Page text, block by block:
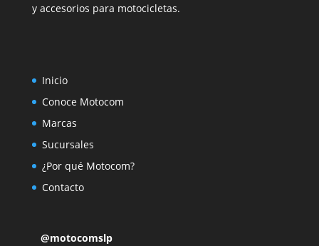
y accesorios para motocicletas.
Inicio
Conoce Motocom
Marcas
Sucursales
¿Por qué Motocom?
Contacto
@motocomslp